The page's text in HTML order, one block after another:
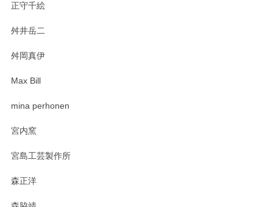
正守千絵
舛井岳二
舛岡真伊
Max Bill
mina perhonen
宮内窯
宮島工芸製作所
森正洋